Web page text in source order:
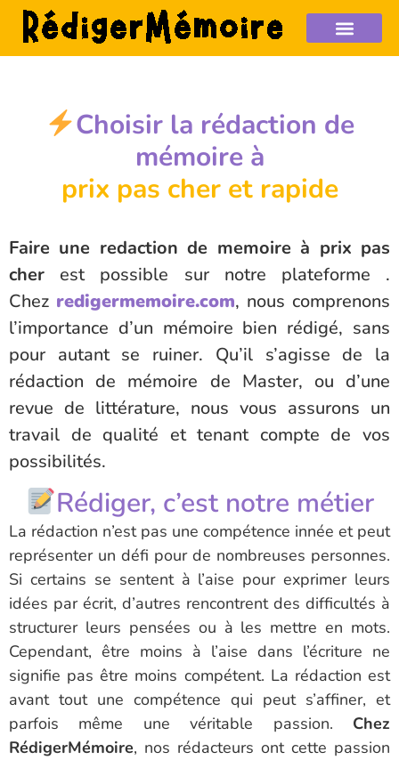
Choisir la rédaction de
mémoire à
prix pas cher et rapide
Faire une redaction de memoire à prix pas
cher est possible sur notre plateforme .
Chez redigermemoire.com, nous comprenons
l’importance d’un mémoire bien rédigé, sans
pour autant se ruiner. Qu’il s’agisse de la
rédaction de mémoire de Master, ou d’une
revue de littérature, nous vous assurons un
travail de qualité et tenant compte de vos
possibilités.
Rédiger, c’est notre métier
La rédaction n’est pas une compétence innée et peut
représenter un défi pour de nombreuses personnes.
Si certains se sentent à l’aise pour exprimer leurs
idées par écrit, d’autres rencontrent des difficultés à
structurer leurs pensées ou à les mettre en mots.
Cependant, être moins à l’aise dans l’écriture ne
signifie pas être moins compétent. La rédaction est
avant tout une compétence qui peut s’affiner, et
parfois même une véritable passion. Chez
RédigerMémoire, nos rédacteurs ont cette passion